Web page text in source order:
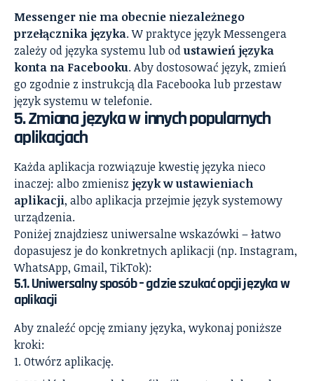
Messenger nie ma obecnie niezależnego
przełącznika języka. W praktyce język Messengera
zależy od języka systemu lub odustawień języka
konta na Facebooku. Aby dostosować język, zmień
go zgodnie z instrukcją dla Facebooka lub przestaw
język systemu w telefonie.
5. Zmiana języka w innych popularnych
aplikacjach
Każda aplikacja rozwiązuje kwestię języka nieco
inaczej: albo zmienisz język w ustawieniach
aplikacji, albo aplikacja przejmie język systemowy
urządzenia.
Poniżej znajdziesz uniwersalne wskazówki – łatwo
dopasujesz je do konkretnych aplikacji (np. Instagram,
WhatsApp, Gmail, TikTok):
5.1. Uniwersalny sposób – gdzie szukać opcji języka w
aplikacji
Aby znaleźć opcję zmiany języka, wykonaj poniższe
kroki:
Otwórz aplikację.